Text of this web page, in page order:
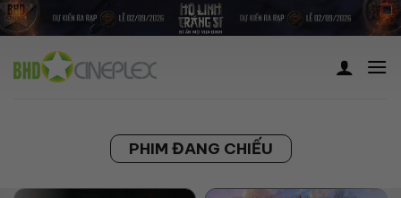
Skip
to
content
PHIM ĐANG CHIẾU